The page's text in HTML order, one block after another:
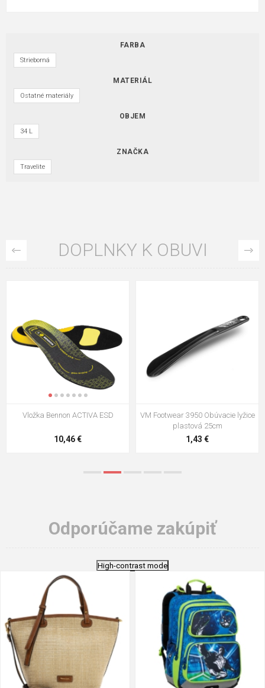
FARBA
Strieborná
MATERIÁL
Ostatné materiály
OBJEM
34 L
ZNAČKA
Travelite
DOPLNKY K OBUVI
VM Footwear 3009 Vkladacia
5,21 €
VM Footwear 3102 Šnúrky ploché
0,79 €
Odporúčame zakúpiť
High-contrast mode